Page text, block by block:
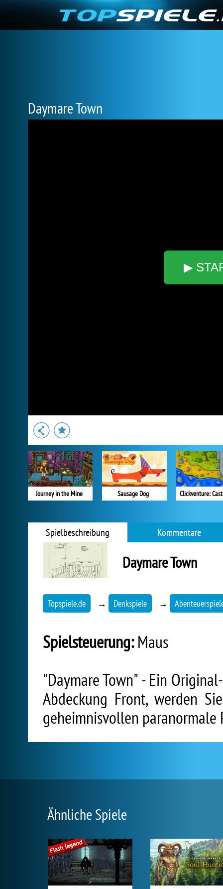
Daymare Town
▶
Journey in the Mine Sausage Dog Clickventure:
Spielbeschreibung Kommentare
Daymare Town
Topspiele.de → Denkspiele →
Spielsteuerung:Maus
"Daymare Town" - Ein
Abdeckung Front, werden
geheimnisvollen paranormale
Ähnliche Spiele